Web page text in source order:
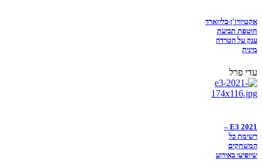
אקטיוויז'ן-בליזארד
חוטפת תביעת
ענק על הטרדה
מינית
עדי פרל
E3 2021 –
רשימת כל
המשחקים
שיופיעו באירוע